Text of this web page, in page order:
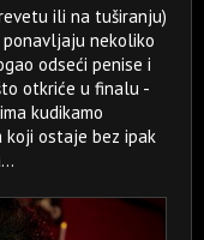
ili na tuširanju)
ponavljaju nekoliko
odseći penise i
otkriće u finalu -
kudikamo
koji ostaje bez ipak